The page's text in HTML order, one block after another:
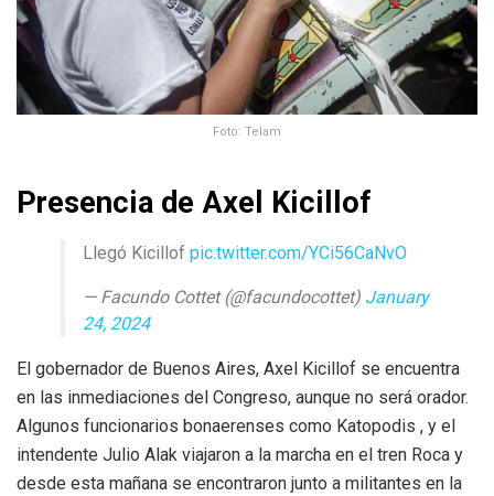
Foto: Telam
Presencia de Axel Kicillof
Llegó Kicillof pic.twitter.com/YCi56CaNvO
— Facundo Cottet (@facundocottet) January
24, 2024
El gobernador de Buenos Aires, Axel Kicillof se encuentra
en las inmediaciones del Congreso, aunque no será orador.
Algunos funcionarios bonaerenses como Katopodis , y el
intendente Julio Alak viajaron a la marcha en el tren Roca y
desde esta mañana se encontraron junto a militantes en la